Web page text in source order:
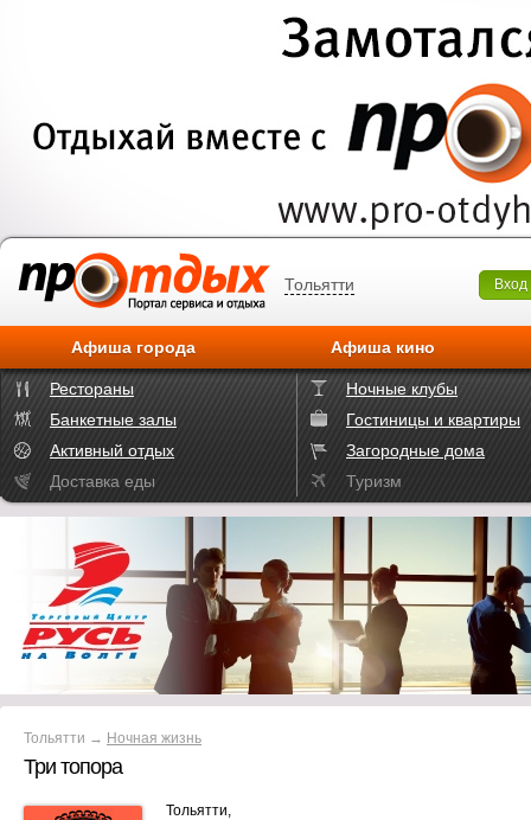
Тольятти Вход
Афиша города Афиша кино
Рестораны
Ночные клубы
Банкетные залы
Гостиницы и квартиры
Активный отдых
Загородные дома
Доставка еды
Туризм
Тольятти → Ночная жизнь
Три топора
Тольятти,